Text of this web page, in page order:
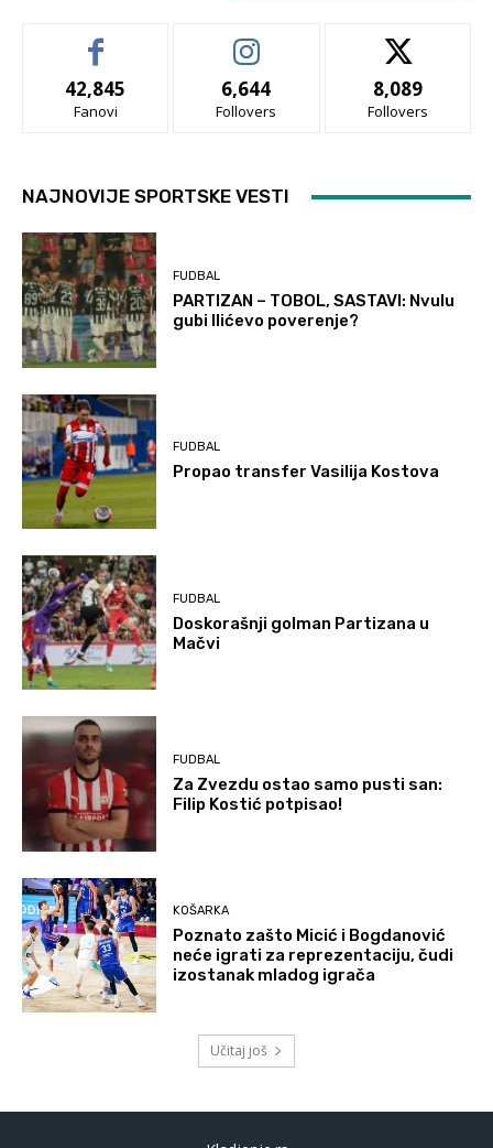
42,845
Fanovi
6,644
Follovers
8,089
Follovers
NAJNOVIJE SPORTSKE VESTI
FUDBAL
PARTIZAN – TOBOL, SASTAVI: Nvulu
gubi Ilićevo poverenje?
FUDBAL
Propao transfer Vasilija Kostova
FUDBAL
Doskorašnji golman Partizana u
Mačvi
FUDBAL
Za Zvezdu ostao samo pusti san:
Filip Kostić potpisao!
KOŠARKA
Poznato zašto Micić i Bogdanović
neće igrati za reprezentaciju, čudi
izostanak mladog igrača
Učitaj još